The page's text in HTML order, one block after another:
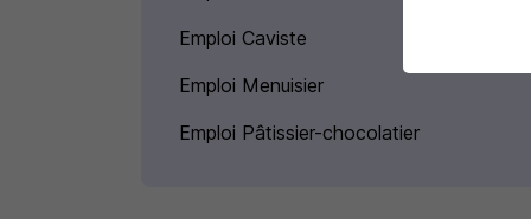
Emploi Caviste
Emploi Menuisier
Emploi Pâtissier-chocolatier